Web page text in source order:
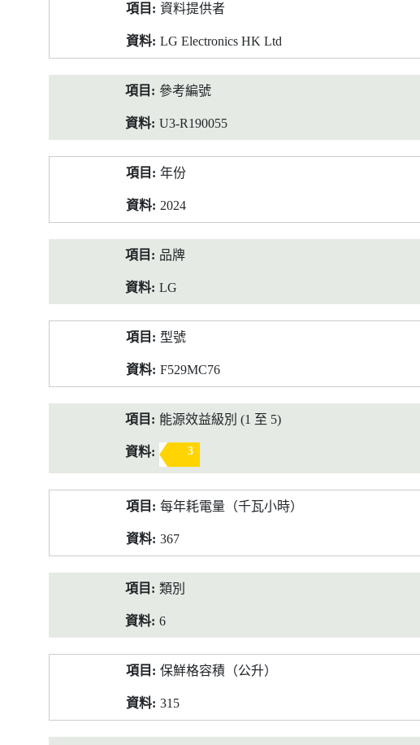
料
資料提供者
LG Electronics HK Ltd
參考編號
U3-R190055
年份
2024
品牌
LG
型號
F529MC76
能源效益級別 (1 至 5)
3
每年耗電量（千瓦小時）
367
類別
6
保鮮格容積（公升）
315